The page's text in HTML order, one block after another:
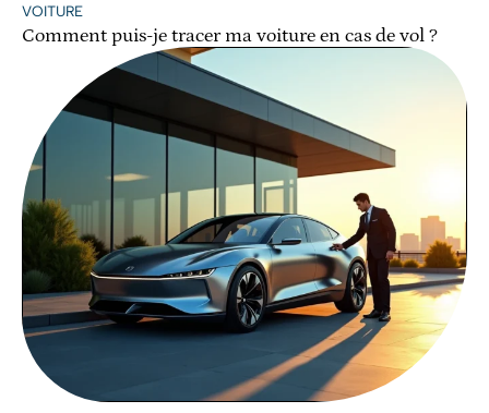
VOITURE
Comment puis-je tracer ma voiture en cas de vol ?